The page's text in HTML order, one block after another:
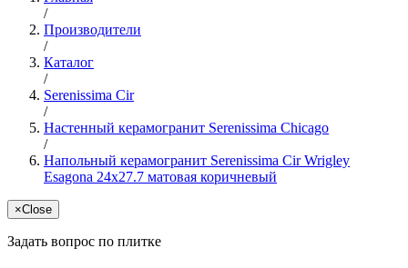
/
Производители
/
Каталог
/
Serenissima Cir
/
Настенный керамогранит Serenissima Chicago
/
Напольный керамогранит Serenissima Cir Wrigley
Esagona 24x27.7 матовая коричневый
×Close
Задать вопрос по плитке